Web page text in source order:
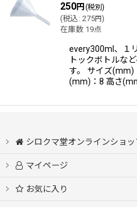
250円 (税別)
(税込 : 275円)
在庫数 19点
every300ml、１
トックボトルな
す。 サイズ
(mm)：8 高さ
シロクマ堂オンラインショッ
マイページ
お気に入り